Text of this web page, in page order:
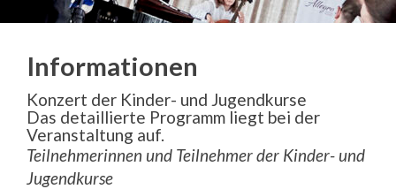
Informationen
Konzert der Kinder- und Jugendkurse
Das detaillierte Programm liegt bei der
Veranstaltung auf.
Teilnehmerinnen und Teilnehmer der Kinder- und
Jugendkurse